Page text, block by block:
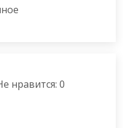
нравится: 0